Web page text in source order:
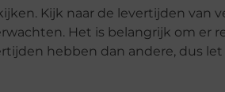
Kijk naar de levertijden van
Het is belangrijk om er
hebben dan andere, dus let